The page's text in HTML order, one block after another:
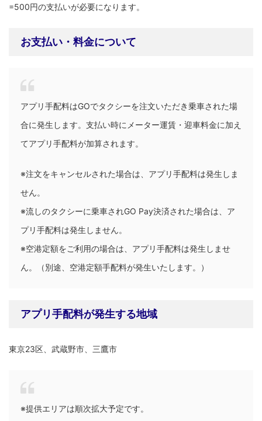
=500円の支払いが必要になります。
お支払い・料金について
アプリ手配料はGOでタクシーを注文いただき乗車された場
合に発生します。支払い時にメーター運賃・迎車料金に加え
てアプリ手配料が加算されます。
※注文をキャンセルされた場合は、アプリ手配料は発生しま
せん。
※流しのタクシーに乗車されGO Pay決済された場合は、ア
プリ手配料は発生しません。
※空港定額をご利用の場合は、アプリ手配料は発生しませ
ん。（別途、空港定額手配料が発生いたします。）
アプリ手配料が発生する地域
東京23区、武蔵野市、三鷹市
※提供エリアは順次拡大予定です。